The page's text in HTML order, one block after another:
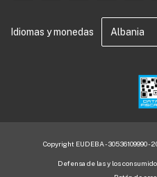
Idiomas y monedas
Copyright EUDEBA - 30536109990 -
Defensa de las y los